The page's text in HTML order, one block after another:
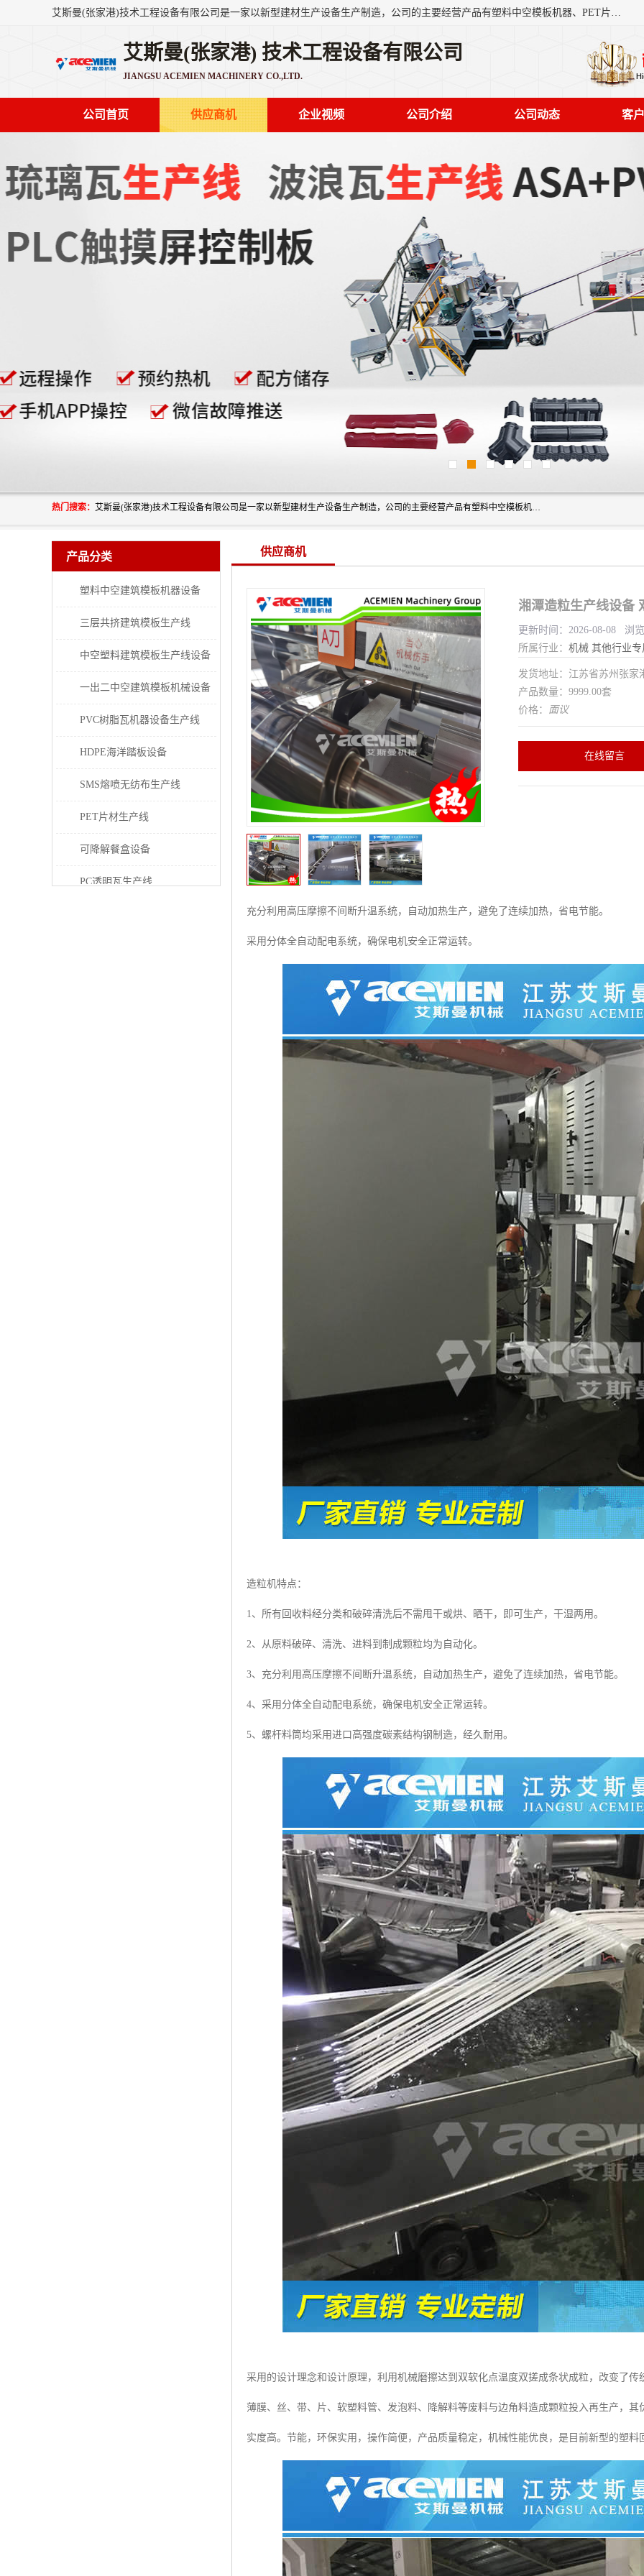
艾斯曼(张家港)技术工程设备有限公司是一家以新型建材生产设备生产制造，公司的主要经营产品有塑料中空模板机器、PET片材设备、可降解餐盒设备、树脂瓦设备、管材生产线、琉璃瓦设备等，艾斯曼机械在国内及国外享有较高盛誉拥有众多长期合作的老客户。
艾斯曼(张家港) 技术工程设备有限公司
JIANGSU ACEMIEN MACHINERY CO.,LTD.
公司首页 供应商机 企业视频 公司介绍 公司动态 客
热门搜索： 艾斯曼(张家港)技术工程设备有限公司是一家以新型建材生产设备生产制造，公司的主要经营产品有塑料中空模板机器、PET片材设备、可降解餐盒设备、树脂瓦设备、管材生产线、琉璃瓦设备等，艾斯曼机械在国内及国外享有较高盛誉拥有众多长期合作的老客户。
产品分类
塑料中空建筑模板机器设备
三层共挤建筑模板生产线
中空塑料建筑模板生产线设备
一出二中空建筑模板机械设备
PVC树脂瓦机器设备生产线
HDPE海洋踏板设备
SMS熔喷无纺布生产线
PET片材生产线
可降解餐盒设备
PC透明瓦生产线
供应商机
湘潭造粒生产线设备
更新时间：2026-08-08 浏
所属行业： 机械 其他行业
发货地址：江苏省苏州张家
产品数量：9999.00套
价格： 面议
在线留言
充分利用高压摩擦不间断升温系统，自动加热生产，避免了连续加热，省电节能。
采用分体全自动配电系统，确保电机安全正常运转。
造粒机特点：
1、所有回收料经分类和破碎清洗后不需甩干或烘、晒干，即可生产，干湿两用。
2、从原料破碎、清洗、进料到制成颗粒均为自动化。
3、充分利用高压摩擦不间断升温系统，自动加热生产，避免了连续加热，省电节能。
4、采用分体全自动配电系统，确保电机安全正常运转。
5、螺杆料筒均采用进口高强度碳素结构钢制造，经久耐用。
采用的设计理念和设计原理，利用机械磨擦达到双软化点温度双搓成条状成粒，改变了
薄膜、丝、带、片、软塑料管、发泡料、降解料等废料与边角料造成颗粒投入再生产，
实度高。节能，环保实用，操作简便，产品质量稳定，机械性能优良，是目前新型的塑料